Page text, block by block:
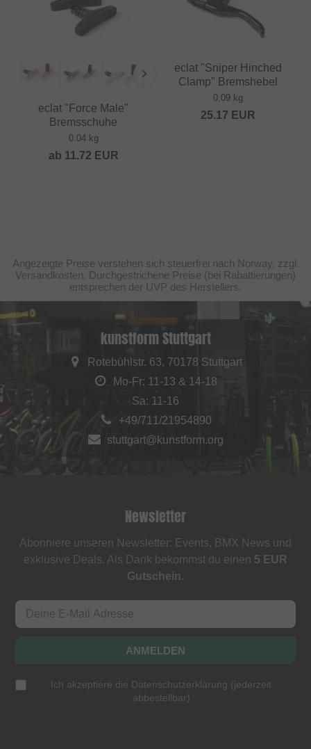
eclat "Force Male"
Bremsschuhe
0.04 kg
ab 11.72 EUR
eclat "Sniper Hinched
Clamp" Bremshebel
0.09 kg
25.17 EUR
Angezeigte Preise verstehen sich steuerfrei nach Norway, zzgl.
Versandkosten. Durchgestrichene Preise (bei Rabattierungen)
entsprechen der UVP des Herstellers.
kunstform Stuttgart
Rotebühlstr. 63, 70178 Stuttgart
Mo-Fr: 11-13 & 14-18
Sa: 11-16
+49/711/21954890
stuttgart@kunstform.org
Newsletter
Abonniere unseren Newsletter: Events, BMX News und
exklusive Deals. Als Dank bekommst du einen 5 EUR
Gutschein.
ANMELDEN
Ich akzeptiere die Datenschutzerklärung (jederzeit
abbestellbar)